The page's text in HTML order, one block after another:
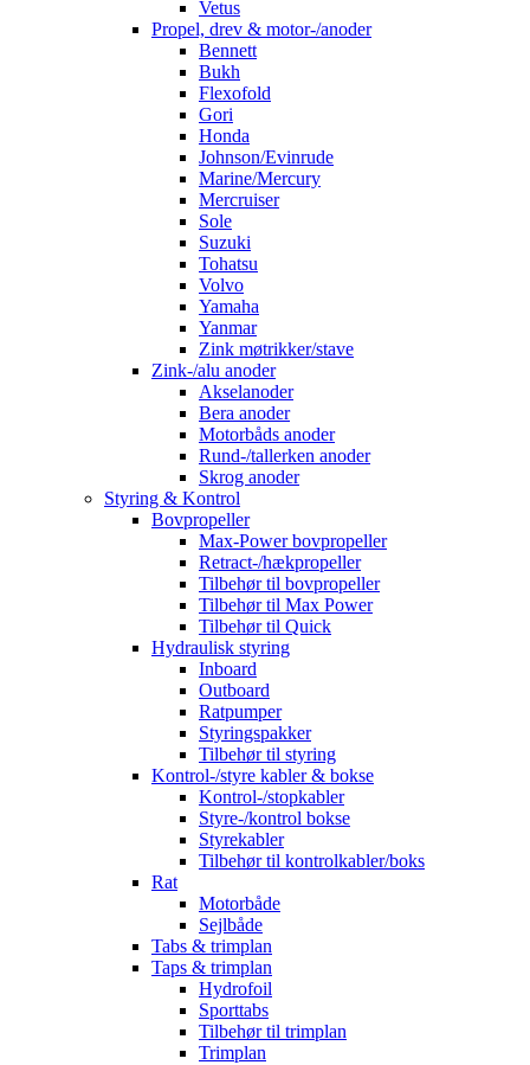
Vetus
Propel, drev & motor-/anoder
Bennett
Bukh
Flexofold
Gori
Honda
Johnson/Evinrude
Marine/Mercury
Mercruiser
Sole
Suzuki
Tohatsu
Volvo
Yamaha
Yanmar
Zink møtrikker/stave
Zink-/alu anoder
Akselanoder
Bera anoder
Motorbåds anoder
Rund-/tallerken anoder
Skrog anoder
Styring & Kontrol
Bovpropeller
Max-Power bovpropeller
Retract-/hækpropeller
Tilbehør til bovpropeller
Tilbehør til Max Power
Tilbehør til Quick
Hydraulisk styring
Inboard
Outboard
Ratpumper
Styringspakker
Tilbehør til styring
Kontrol-/styre kabler & bokse
Kontrol-/stopkabler
Styre-/kontrol bokse
Styrekabler
Tilbehør til kontrolkabler/boks
Rat
Motorbåde
Sejlbåde
Tabs & trimplan
Taps & trimplan
Hydrofoil
Sporttabs
Tilbehør til trimplan
Trimplan